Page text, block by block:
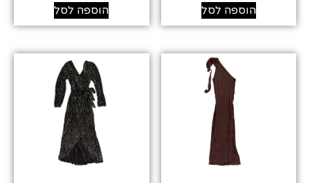
הוספה לסל הוספה לסל